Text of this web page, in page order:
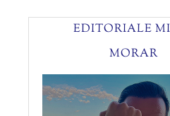
EDITORIALE
MORAR